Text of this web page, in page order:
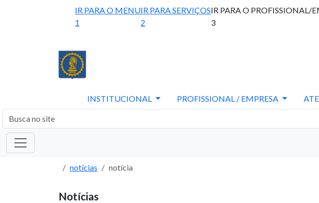
IR PARA O MENU
1
IR PARA SERVIÇOS
2
IR PARA O PROFISSIONAL/
3
INSTITUCIONAL PROFISSIONAL / EMPRESA
notícias notícia
Notícias